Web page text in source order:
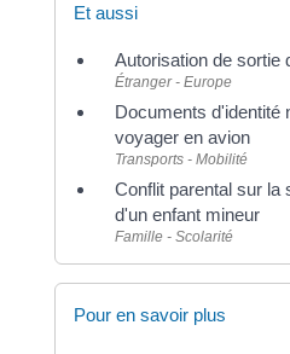
Et aussi
Autorisation de sortie
Étranger - Europe
Documents d'identité
voyager en avion
Transports - Mobilité
Conflit parental sur la
d'un enfant mineur
Famille - Scolarité
Pour en savoir plus